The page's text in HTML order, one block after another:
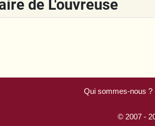
de L'ouvreuse
Qui sommes-nous ?
© 2007 -